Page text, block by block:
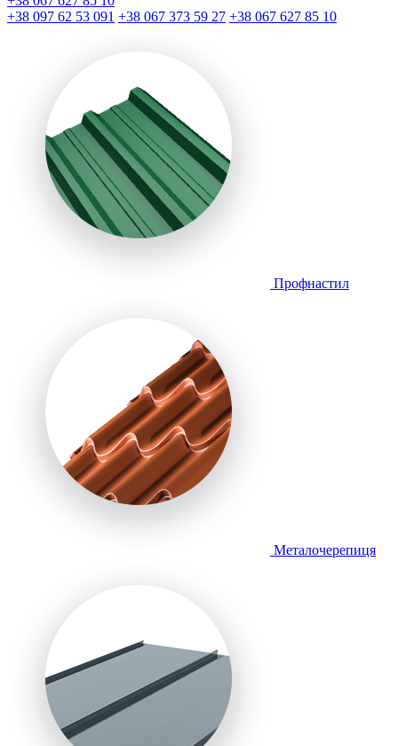
+38 097 62 53 091 +38 067 373 59 27 +38 067 627 85 10
Профнастил
Металочерепиця